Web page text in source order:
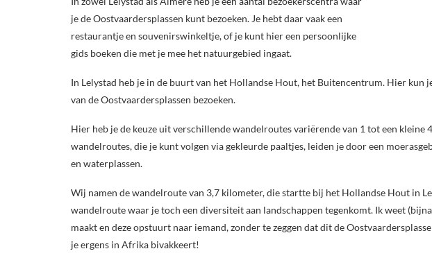
je de Oostvaardersplassen kunt bezoeken. Je hebt daar vaak een
restaurantje en souvenirswinkeltje, of je kunt hier een persoonlijke
gids boeken die met je mee het natuurgebied ingaat.
In Lelystad heb je in de buurt van het Hollandse Hout, het Buitencentrum. Hier kun
van de Oostvaardersplassen bezoeken.
Hier heb je de keuze uit verschillende wandelroutes variërende van 1 tot een kleine
wandelroutes, die je kunt volgen via gekleurde paaltjes, leiden je door een
en waterplassen.
Wij namen de wandelroute van 3,7 kilometer, die startte bij het Hollandse Hout in
wandelroute waar je toch een diversiteit aan landschappen tegenkomt. Ik weet
maakt en deze opstuurt naar iemand, zonder te zeggen dat dit de
je ergens in Afrika bivakkeert!